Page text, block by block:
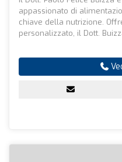
appassionato di
chiave della nutrizione.
personalizzato, il Dott.